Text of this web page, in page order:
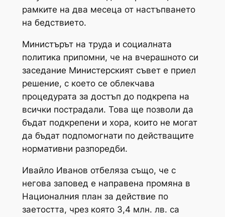
рамките на два месеца от настъпването
на бедствието.
Министърът на труда и социалната
политика припомни, че на вчерашното си
заседание Министерският съвет е приел
решение, с което се облекчава
процедурата за достъп до подкрепа на
всички пострадали. Това ще позволи да
бъдат подкрепени и хора, които не могат
да бъдат подпомогнати по действащите
нормативни разпоредби.
Ивайло Иванов отбеляза също, че с
негова заповед е направена промяна в
Националния план за действие по
заетостта, чрез която 3,4 млн. лв. са